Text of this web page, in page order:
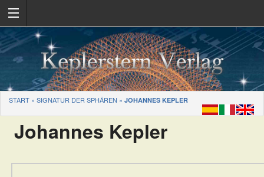
START » SIGNATUR DER SPHÄREN » JOHANNES KEPLER
Johannes Kepler